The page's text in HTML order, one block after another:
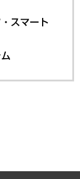
スマート